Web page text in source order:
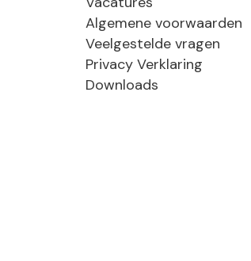
Algemene voorwaarden
Veelgestelde vragen
Privacy Verklaring
Downloads